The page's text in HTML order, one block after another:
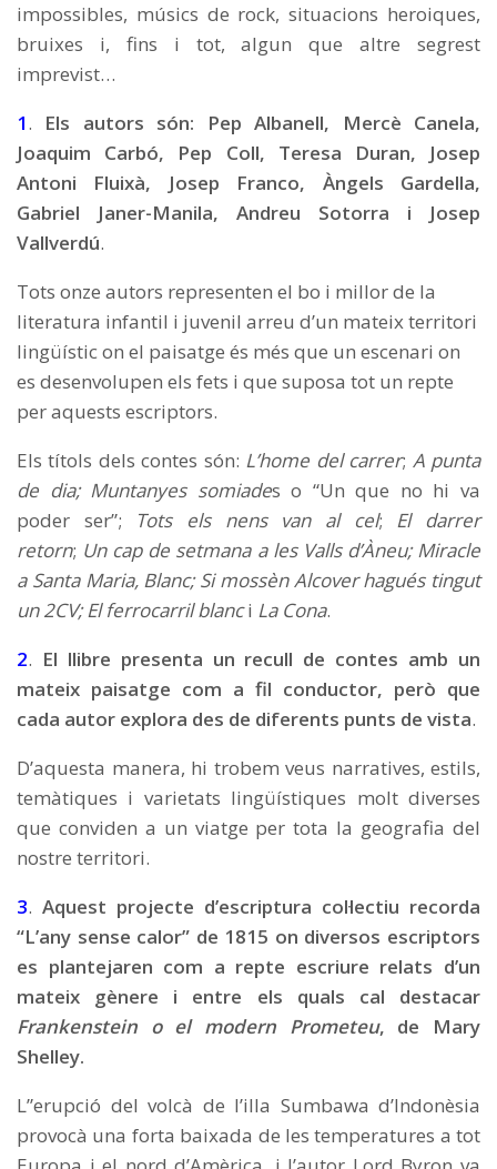
impossibles, músics de rock, situacions heroiques,
bruixes i, fins i tot, algun que altre segrest
imprevist…
1. Els autors són: Pep Albanell, Mercè Canela,
Joaquim Carbó, Pep Coll, Teresa Duran, Josep
Antoni Fluixà, Josep Franco, Àngels Gardella,
Gabriel Janer-Manila, Andreu Sotorra i Josep
Vallverdú.
Tots onze autors representen el bo i millor de la
literatura infantil i juvenil arreu d’un mateix territori
lingüístic on el paisatge és més que un escenari on
es desenvolupen els fets i que suposa tot un repte
per aquests escriptors.
Els títols dels contes són: L’home del carrer; A punta
de dia; Muntanyes somiades o “Un que no hi va
poder ser”;
Tots els nens van al cel; El darrer
retorn; Un cap de setmana a les Valls d’Àneu; Miracle
a Santa Maria, Blanc; Si mossèn Alcover hagués tingut
un 2CV;El ferrocarril blanci La Cona.
2. El llibre presenta un recull de contes amb un
mateix paisatge com a fil conductor, però que
cada autor explora des de diferents punts de vista.
D’aquesta manera, hi trobem veus narratives, estils,
temàtiques i varietats lingüístiques molt diverses
que conviden a un viatge per tota la geografia del
nostre territori.
3. Aquest projecte d’escriptura col·lectiu recorda
“L’any sense calor” de 1815 on diversos escriptors
es plantejaren com a repte escriure relats d’un
mateix gènere i entre els quals cal destacar
Frankenstein o el modern Prometeu, de Mary
Shelley.
L”erupció del volcà de l’illa Sumbawa d’Indonèsia
provocà una forta baixada de les temperatures a tot